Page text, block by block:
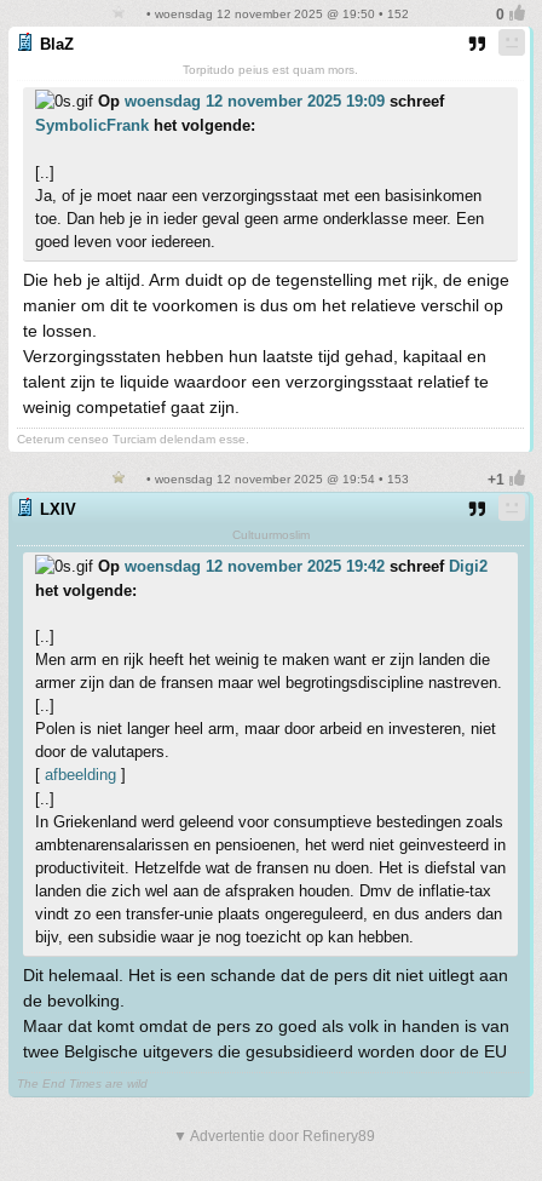
• woensdag 12 november 2025 @ 19:50 • 152
BlaZ
Torpitudo peius est quam mors.
Op woensdag 12 november 2025 19:09 schreef
SymbolicFrank het volgende:
[..]
Ja, of je moet naar een verzorgingsstaat met een basisinkomen
toe. Dan heb je in ieder geval geen arme onderklasse meer. Een
goed leven voor iedereen.
Die heb je altijd. Arm duidt op de tegenstelling met rijk, de enige
manier om dit te voorkomen is dus om het relatieve verschil op
te lossen.
Verzorgingsstaten hebben hun laatste tijd gehad, kapitaal en
talent zijn te liquide waardoor een verzorgingsstaat relatief te
weinig competatief gaat zijn.
Ceterum censeo Turciam delendam esse.
• woensdag 12 november 2025 @ 19:54 • 153
LXIV
Cultuurmoslim
Op woensdag 12 november 2025 19:42 schreef Digi2
het volgende:
[..]
Men arm en rijk heeft het weinig te maken want er zijn landen die
armer zijn dan de fransen maar wel begrotingsdiscipline nastreven.
[..]
Polen is niet langer heel arm, maar door arbeid en investeren, niet
door de valutapers.
[ afbeelding ]
[..]
In Griekenland werd geleend voor consumptieve bestedingen zoals
ambtenarensalarissen en pensioenen, het werd niet geinvesteerd in
productiviteit. Hetzelfde wat de fransen nu doen. Het is diefstal van
landen die zich wel aan de afspraken houden. Dmv de inflatie-tax
vindt zo een transfer-unie plaats ongereguleerd, en dus anders dan
bijv, een subsidie waar je nog toezicht op kan hebben.
Dit helemaal. Het is een schande dat de pers dit niet uitlegt aan
de bevolking.
Maar dat komt omdat de pers zo goed als volk in handen is van
twee Belgische uitgevers die gesubsidieerd worden door de EU
The End Times are wild
▼ Advertentie door Refinery89